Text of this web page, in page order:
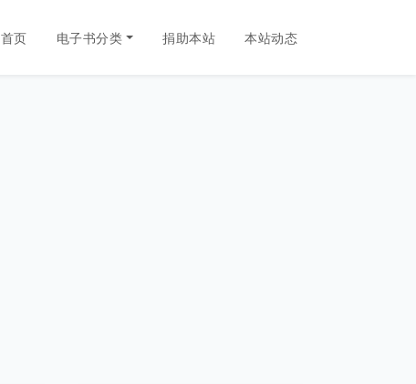
首页 电子书分类 捐助本站 本站动态